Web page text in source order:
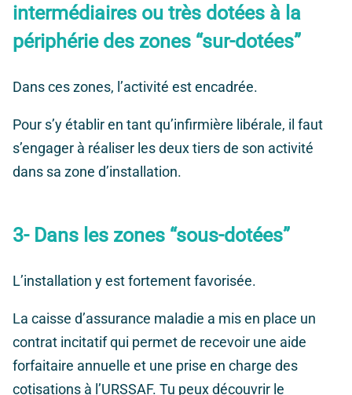
intermédiaires ou très dotées à la
périphérie des zones “sur-dotées”
Dans ces zones, l’activité est encadrée.
Pour s’y établir en tant qu’infirmière libérale, il faut
s’engager à réaliser les deux tiers de son activité
dans sa zone d’installation.
3- Dans les zones “sous-dotées”
L’installation y est fortement favorisée.
La caisse d’assurance maladie a mis en place un
contrat incitatif qui permet de recevoir une aide
forfaitaire annuelle et une prise en charge des
cotisations à l’URSSAF. Tu peux découvrir le